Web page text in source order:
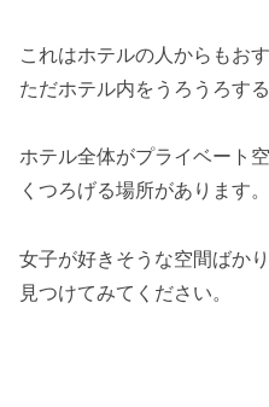
これはホテルの人からもお
ただホテル内をうろうろす
ホテル全体がプライベート
くつろげる場所があります。
女子が好きそうな空間ばか
見つけてみてください。